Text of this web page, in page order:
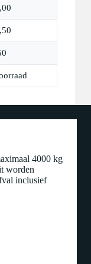
4000 kg
worden
inclusief